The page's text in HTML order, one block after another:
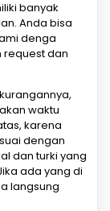
banyak
Anda bisa
denga
request dan
waktu
karena
dengan
dan turki yang
ada yang di
langsung